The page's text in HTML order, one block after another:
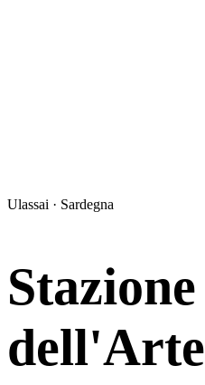
Ulassai · Sardegna
Stazione
dell'Arte